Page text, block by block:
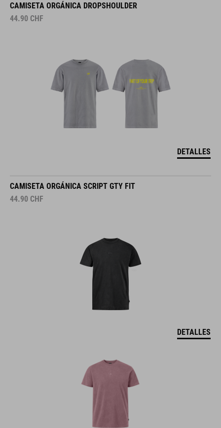
CAMISETA ORGÁNICA DROPSHOULDER
44.90 CHF
DETALLES
CAMISETA ORGÁNICA SCRIPT GTY FIT
44.90 CHF
DETALLES